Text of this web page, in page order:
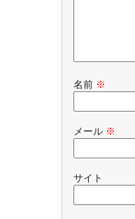
名前 ※
メール ※
サイト